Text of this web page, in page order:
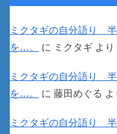
ミクタギの自分語り
を…。
に ミクタギ より
ミクタギの自分語り
を…。
に 藤田めぐる よ
ミクタギの自分語り